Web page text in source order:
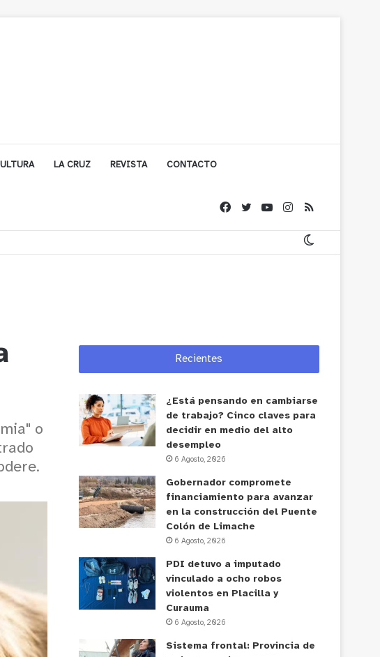
LA CRUZ REVISTA CONTACTO
Colón de Limache
o
Recientes
¿Está pensando en cambiarse
de trabajo? Cinco claves para
decidir en medio del alto
desempleo
6 Agosto, 2026
Gobernador compromete
financiamiento para avanzar
en la construcción del Puente
Colón de Limache
6 Agosto, 2026
PDI detuvo a imputado
vinculado a ocho robos
violentos en Placilla y
Curauma
6 Agosto, 2026
Sistema frontal: Provincia de